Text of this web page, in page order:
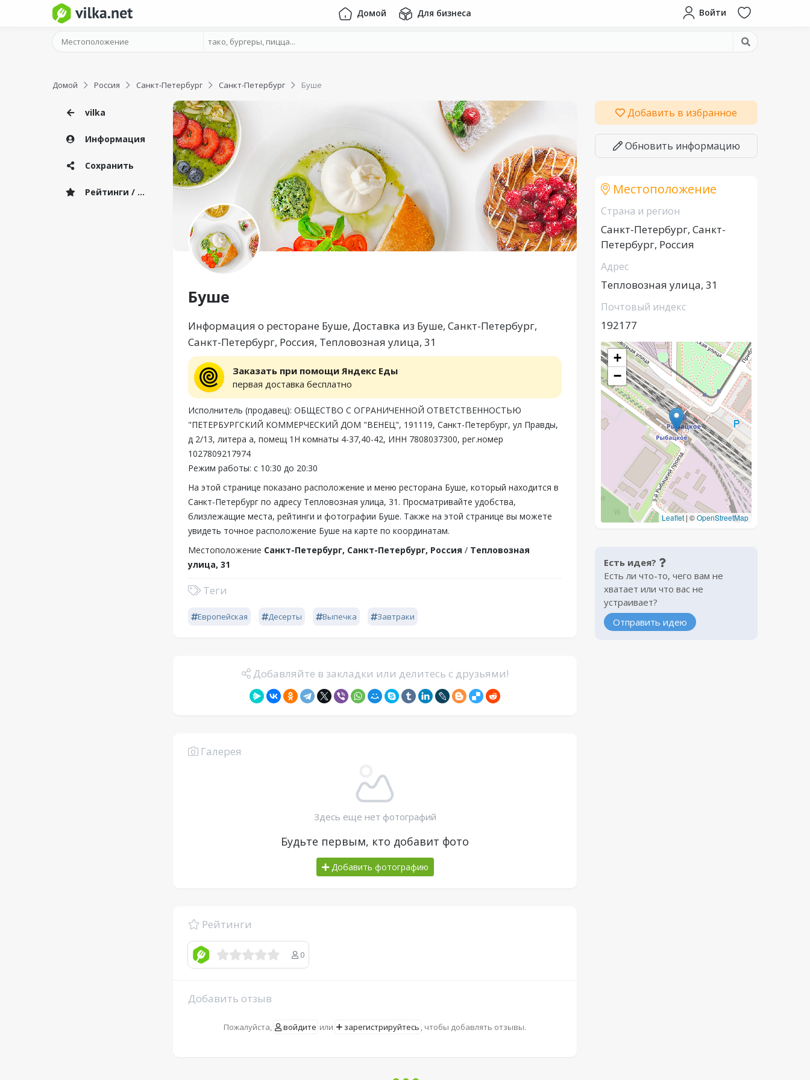
Домой Для бизнеса Войти
Домой Россия Санкт-Петербург Санкт-Петербург Буше
vilka
Информация
Сохранить
Рейтинги / Отзывы
Буше
Информация о ресторане Буше, Доставка из Буше, Санкт-Петербург,
Санкт-Петербург, Россия, Тепловозная улица, 31
Заказать при помощи Яндекс Еды
первая доставка бесплатно
Исполнитель (продавец): ОБЩЕСТВО С ОГРАНИЧЕННОЙ ОТВЕТСТВЕННОСТЬЮ
"ПЕТЕРБУРГСКИЙ КОММЕРЧЕСКИЙ ДОМ "ВЕНЕЦ", 191119, Санкт-Петербург, ул Правды,
д 2/13, литера а, помещ 1Н комнаты 4-37,40-42, ИНН 7808037300, рег.номер
1027809217974
Режим работы: с 10:30 до 20:30
На этой странице показано расположение и меню ресторана Буше, который находится в
Санкт-Петербург по адресу Тепловозная улица, 31. Просматривайте удобства,
близлежащие места, рейтинги и фотографии Буше. Также на этой странице вы можете
увидеть точное расположение Буше на карте по координатам.
Местоположение Санкт-Петербург, Санкт-Петербург, Россия / Тепловозная
улица, 31
Теги
Европейская Десерты Выпечка Завтраки
Добавляйте в закладки или делитесь с друзьями!
Галерея
Здесь еще нет фотографий
Будьте первым, кто добавит фото
Добавить фотографию
Рейтинги
0
Добавить отзыв
Пожалуйста, войдите или зарегистрируйтесь , чтобы добавлять отзывы.
Добавить в избранное
Обновить информацию
Местоположение
Страна и регион
Санкт-Петербург, Санкт-
Петербург, Россия
Адрес
Тепловозная улица, 31
Почтовый индекс
192177
+
−
Leaflet | ©OpenStreetMap
Есть идея?
Есть ли что-то, чего вам не
хватает или что вас не
устраивает?
Отправить идею